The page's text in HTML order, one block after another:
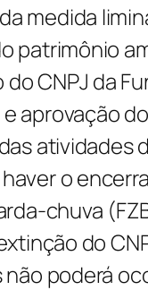
medida
patrimônio
CNPJ da
aprovação
atividades
o
chuva
do
poderá